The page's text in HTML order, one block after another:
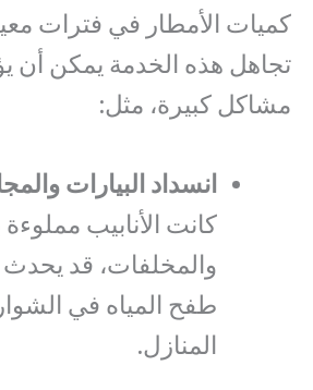
كميات الأمطار في فترات
تجاهل هذه الخدمة يمكن أن
مشاكل كبيرة، مثل:
انسداد البيارات
كانت الأنابيب مملوءة
والمخلفات، قد
طفح المياه في
المنازل.